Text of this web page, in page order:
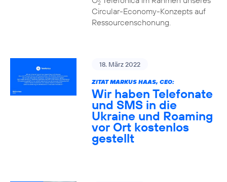
2
Circular-Economy-Konzepts auf
Ressourcenschonung.
18. März 2022
ZITAT MARKUS HAAS, CEO:
Wir haben Telefonate
und SMS in die
Ukraine und Roaming
vor Ort kostenlos
gestellt